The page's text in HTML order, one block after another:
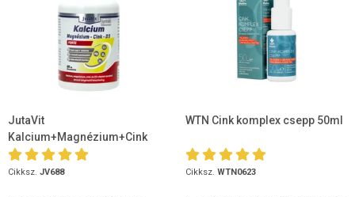
JutaVit
Kalcium+Magnézium+Cink
Forte 90 db
Cikksz. JV688
WTN Cink komplex csepp 50ml
Cikksz. WTN0623